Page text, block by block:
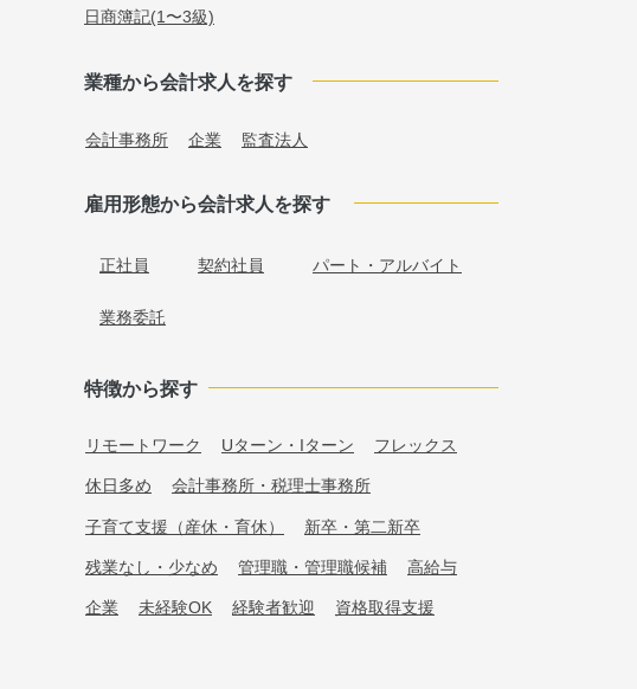
日商簿記(1〜3級)
業種から会計求人を探す
会計事務所 企業 監査法人
雇用形態から会計求人を探す
正社員 契約社員 パート・アルバイト
業務委託
特徴から探す
リモートワーク Uターン・Iターン フレックス
休日多め 会計事務所・税理士事務所
子育て支援（産休・育休） 新卒・第二新卒
残業なし・少なめ 管理職・管理職候補 高給与
企業 未経験OK 経験者歓迎 資格取得支援